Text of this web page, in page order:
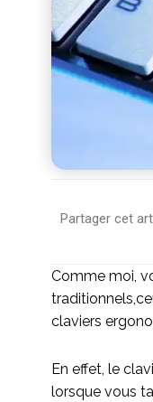
Partager cet
Comme moi,
claviers
En effet, le
lorsque vous